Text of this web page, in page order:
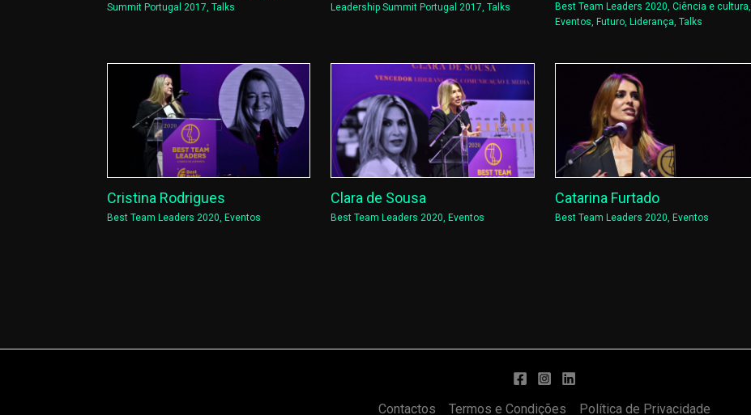
Summit Portugal 2017, Talks
Leadership Summit Portugal 2017,Talks Best Team Leaders 2020, Ciência e cultura,
Eventos, Futuro, Liderança, Talks
Cristina Rodrigues
Best Team Leaders 2020, Eventos
Clara de Sousa
Best Team Leaders 2020, Eventos
Catarina Furtado
Best Team Leaders 2020, Eventos
Contactos Termos e Condições Política de Privacidade